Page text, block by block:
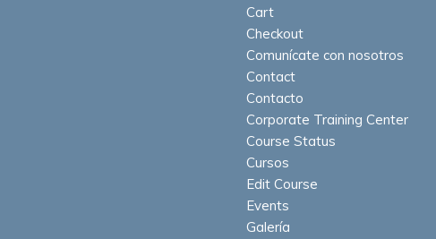
Cart
Checkout
Comunícate con nosotros
Contact
Contacto
Corporate Training Center
Course Status
Cursos
Edit Course
Events
Galería